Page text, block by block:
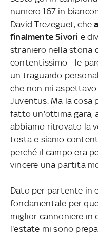
numero 167 in
David Trezeguet, che
finalmente Sivori e
straniero nella storia
contentissimo - le
un traguardo
che non mi
Juventus. Ma la cosa
fatto un'ottima gara,
abbiamo ritrovato la
tosta e siamo
perché il campo era
vincere una partita
Dato per partente in
fondamentale per
miglior cannoniere in
l'estate mi sono